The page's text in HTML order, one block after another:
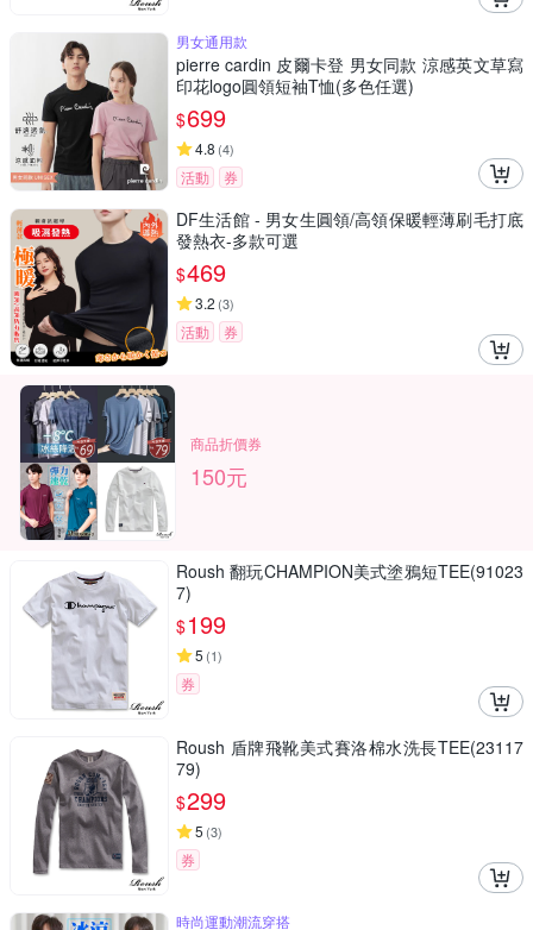
男女通用款
pierre cardin 皮爾卡登 男女同款 涼感英文草寫
印花logo圓領短袖T恤(多色任選)
$699
4.8 (4)
活動 券
DF生活館 - 男女生圓領/高領保暖輕薄刷毛打底
發熱衣-多款可選
$469
3.2 (3)
活動 券
商品折價券
150元
Roush 翻玩CHAMPION美式塗鴉短TEE(91023
7)
$199
5 (1)
券
Roush 盾牌飛靴美式賽洛棉水洗長TEE(23117
79)
$299
5 (3)
券
時尚運動潮流穿搭